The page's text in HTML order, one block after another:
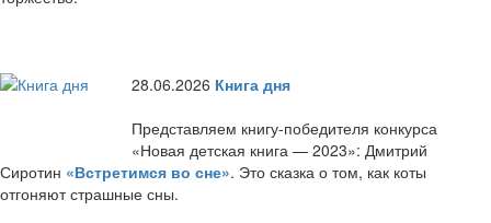
28.06.2026 Книга дня
Представляем книгу-победителя конкурса
«Новая детская книга — 2023»: Дмитрий
Сиротин «Встретимся во сне». Это сказка о том, как коты
отгоняют страшные сны.